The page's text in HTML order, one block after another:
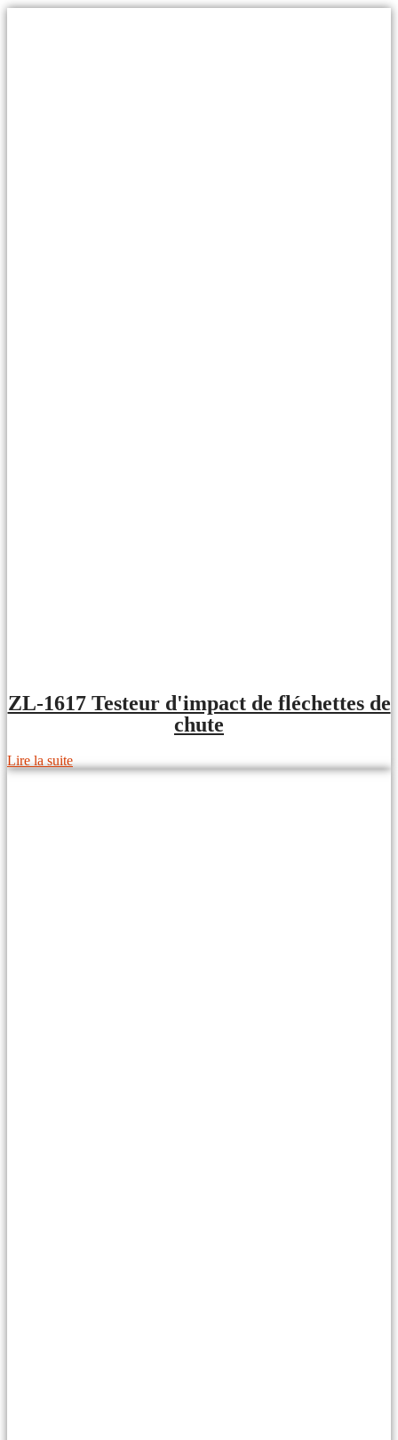
ZL-1617 Testeur d'impact de fléchettes de
chute
Lire la suite